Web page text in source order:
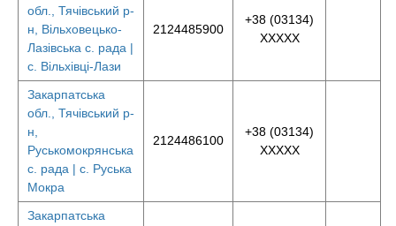
обл., Тячівський р-
н, Вільховецько-
Лазівська с. рада |
с. Вільхівці-Лази
2124485900
+38 (03134)
XXXXX
Закарпатська
обл., Тячівський р-
н,
Руськомокрянська
с. рада | с. Руська
Мокра
2124486100
+38 (03134)
XXXXX
Закарпатська